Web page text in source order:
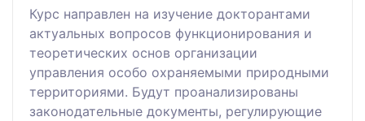
Курс направлен на изучение докторантами
актуальных вопросов функционирования и
теоретических основ организации
управления особо охраняемыми природными
территориями. Будут проанализированы
законодательные документы, регулирующие